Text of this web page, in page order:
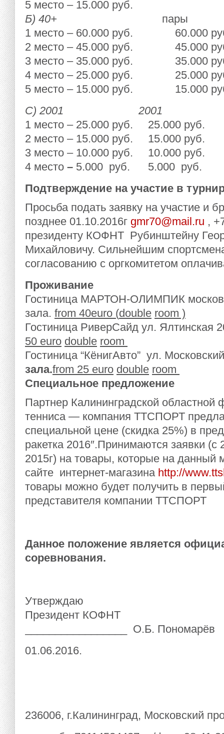
5 место – 15.000 руб.
Б) 40+ пары
1 место – 60.000 руб. 60.000
2 место – 45.000 руб. 45.000
3 место – 35.000 руб. 35.000
4 место – 25.000 руб. 25.000
5 место – 15.000 руб. 15.000
С) 2001 2001
1 место – 25.000 руб. 25.000 руб.
2 место – 15.000 руб. 15.000 руб.
3 место – 10.000 руб. 10.000 руб.
4 место – 5.000 руб. 5.000 руб.
Подтверждение на участие в
Просьба подать заявку на участие и
позднее 01.10.2016г gmr70@mail.ru ,
президенту КОФНТ Рубинштейну
Михайловичу. Сильнейшим
согласованию с оргкомитетом
Проживание
Гостиница МАРТОН-ОЛИМПИК
зала. from 40euro (double room )
Гостиница РиверСайд ул. Ялтинская
50 euro double room
Гостиница “КёнигАвто” ул.
зала.from 25 euro double room
Специальное предложение
Партнер Калининградской областной
тенниса — компания ТТСПОРТ
специальной цене (скидка 25%) в
ракетка 2016″.Принимаются заявки (с
2015г) на товары, которые на данный
сайте интернет-магазина http://
товары можно будет получить в
представителя компании ТТСПОРТ
Данное положение является
соревнования.
Утверждаю
Президент КОФНТ
_________________ О.Б. Пономарёв
01.06.2016.
236006, г.Калининград, Московский